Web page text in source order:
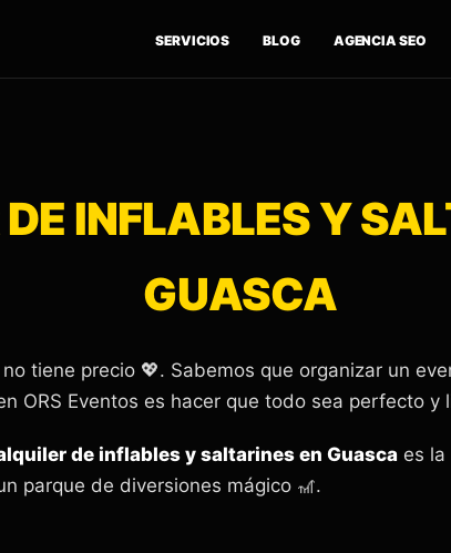
SERVICIOS BLOG AGENCIA SEO
INFLABLES Y
GUASCA
tiene precio 💖. Sabemos que organizar un
ORS Eventos es hacer que todo sea perfecto y
de inflables y saltarines en Guasca es
parque de diversiones mágico 🎢.